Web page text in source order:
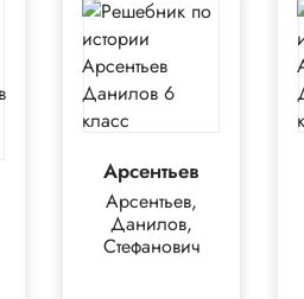
Арсентьев
Арсентьев,
Данилов,
Стефанович